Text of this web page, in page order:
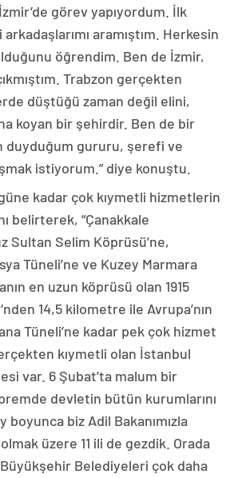
görev yapıyordum. İlk
aramıştım. Herkesin
öğrendim. Ben de İzmir,
Trabzon gerçekten
düştüğü zaman değil elini,
koyan bir şehirdir. Ben de bir
duyduğum gururu, şerefi ve
istiyorum.” diye konuştu.
kadar çok kıymetli hizmetlerin
belirterek, “Çanakkale
Sultan Selim Köprüsü’ne,
Tüneli’ne ve Kuzey Marmara
en uzun köprüsü olan 1915
14,5 kilometre ile Avrupa’nın
Tüneli’ne kadar pek çok hizmet
kıymetli olan İstanbul
var. 6 Şubat’ta malum bir
devletin bütün kurumlarını
biz Adil Bakanımızla
üzere 11 ili de gezdik. Orada
Belediyeleri çok daha